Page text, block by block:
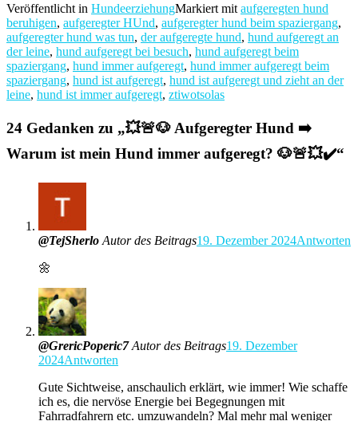
Veröffentlicht in HundeerziehungMarkiert mit aufgeregten hund
beruhigen, aufgeregter HUnd, aufgeregter hund beim spaziergang,
aufgeregter hund was tun, der aufgeregte hund, hund aufgeregt an
der leine, hund aufgeregt bei besuch, hund aufgeregt beim
spaziergang, hund immer aufgeregt, hund immer aufgeregt beim
spaziergang, hund ist aufgeregt, hund ist aufgeregt und zieht an der
leine, hund ist immer aufgeregt, ztiwotsolas
24 Gedanken zu „💥🚨🐶 Aufgeregter Hund ➡️
Warum ist mein Hund immer aufgeregt? 🐶🚨💥✔️“
@TejSherlo Autor des Beitrags19. Dezember 2024Antworten
🌼
@GrericPoperic7 Autor des Beitrags19. Dezember
2024Antworten
Gute Sichtweise, anschaulich erklärt, wie immer! Wie schaffe
ich es, die nervöse Energie bei Begegnungen mit
Fahrradfahrern etc. umzuwandeln? Mal mehr mal weniger